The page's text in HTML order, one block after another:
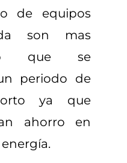
de equipos
son mas
que se
periodo de
ya que
ahorro en